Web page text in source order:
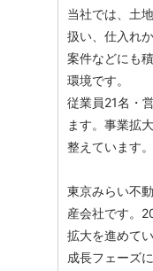
当社では、土
扱い、仕入れ
案件などにも
環境です。
従業員21名・
ます。事業拡
整えています。
東京みらい不
産会社です。
拡大を進めてい
成長フェーズ